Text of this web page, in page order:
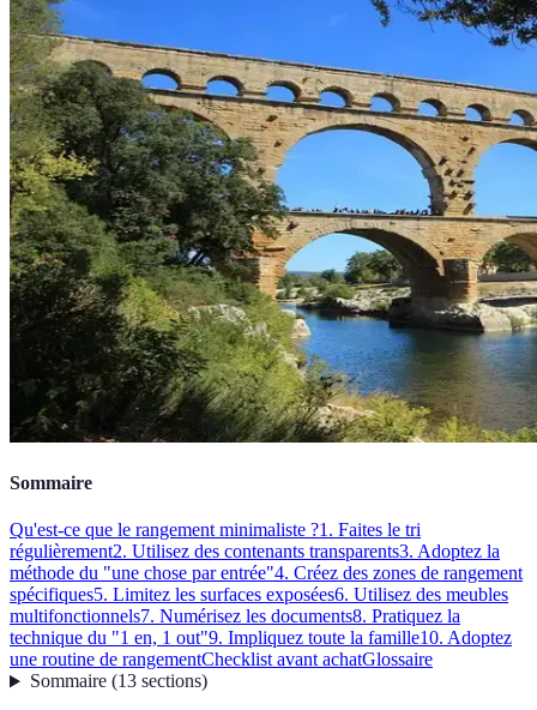
Sommaire
Qu'est-ce que le rangement minimaliste ?1. Faites le tri
régulièrement2. Utilisez des contenants transparents3. Adoptez la
méthode du "une chose par entrée"4. Créez des zones de rangement
spécifiques5. Limitez les surfaces exposées6. Utilisez des meubles
multifonctionnels7. Numérisez les documents8. Pratiquez la
technique du "1 en, 1 out"9. Impliquez toute la famille10. Adoptez
une routine de rangementChecklist avant achatGlossaire
Sommaire(13 sections)